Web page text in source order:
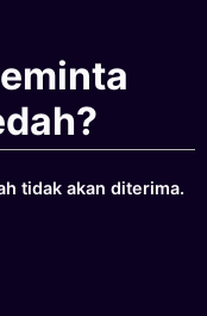
tidak akan diterima.